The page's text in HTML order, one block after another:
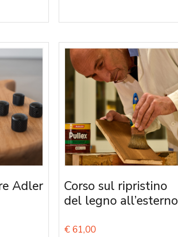
Adler
Corso sul ripristino
del legno all’esterno
€ 61,00